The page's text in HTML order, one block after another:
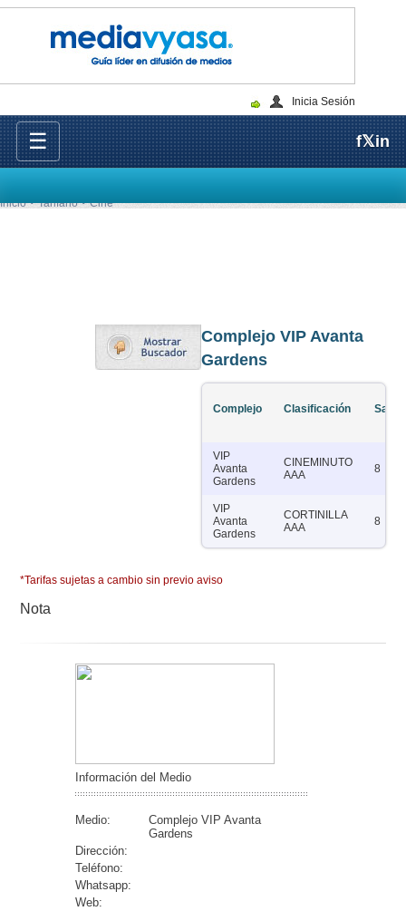
Inicia Sesión
☰ f𝕏in
Inicio Tarifario Cine
Complejo VIP Avanta
Gardens
Complejo Clasificación Salas
VIP
Avanta
Gardens
CINEMINUTO
AAA
8
VIP
Avanta
Gardens
CORTINILLA
AAA
8
*Tarifas sujetas a cambio sin previo aviso
Nota
Información del Medio
Medio:
Complejo VIP Avanta
Gardens
Dirección:
Teléfono:
Whatsapp:
Web: